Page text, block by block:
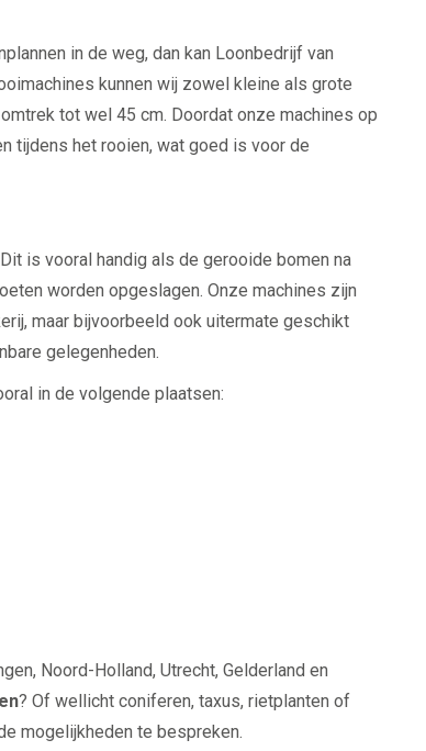
in de weg, dan kan Loonbedrijf van
kunnen wij zowel kleine als grote
tot wel 45 cm. Doordat onze machines op
tijdens het rooien, wat goed is voor de
is vooral handig als de gerooide bomen na
worden opgeslagen. Onze machines zijn
maar bijvoorbeeld ook uitermate geschikt
gelegenheden.
in de volgende plaatsen:
Noord-Holland, Utrecht, Gelderland en
? Of wellicht coniferen, taxus, rietplanten of
mogelijkheden te bespreken.